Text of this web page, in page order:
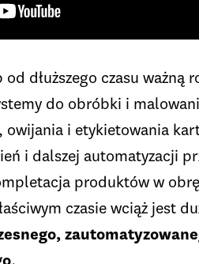
dłuższego czasu ważną
do obróbki i
i etykietowania
i dalszej automatyzacji
produktów w
czasie wciąż jest